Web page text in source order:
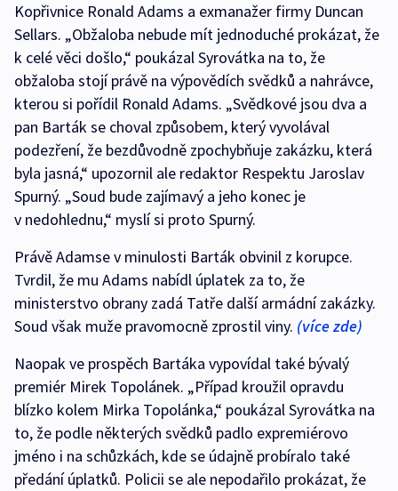
Kopřivnice Ronald Adams a exmanažer firmy Duncan
Sellars. „Obžaloba nebude mít jednoduché prokázat, že
k celé věci došlo,“ poukázal Syrovátka na to, že
obžaloba stojí právě na výpovědích svědků a nahrávce,
kterou si pořídil Ronald Adams. „Svědkové jsou dva a
pan Barták se choval způsobem, který vyvolával
podezření, že bezdůvodně zpochybňuje zakázku, která
byla jasná,“ upozornil ale redaktor Respektu Jaroslav
Spurný. „Soud bude zajímavý a jeho konec je
v nedohlednu,“ myslí si proto Spurný.
Právě Adamse v minulosti Barták obvinil z korupce.
Tvrdil, že mu Adams nabídl úplatek za to, že
ministerstvo obrany zadá Tatře další armádní zakázky.
Soud však muže pravomocně zprostil viny. (více zde)
Naopak ve prospěch Bartáka vypovídal také bývalý
premiér Mirek Topolánek. „Případ kroužil opravdu
blízko kolem Mirka Topolánka,“ poukázal Syrovátka na
to, že podle některých svědků padlo expremiérovo
jméno i na schůzkách, kde se údajně probíralo také
předání úplatků. Policii se ale nepodařilo prokázat, že